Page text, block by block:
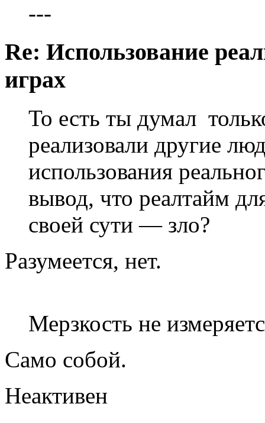
---
Re: Использование
играх
То есть ты думал
реализовали другие
использования
вывод, что реалтайм
своей сути — зло?
Разумеется, нет.
Мерзкость не
Само собой.
Неактивен